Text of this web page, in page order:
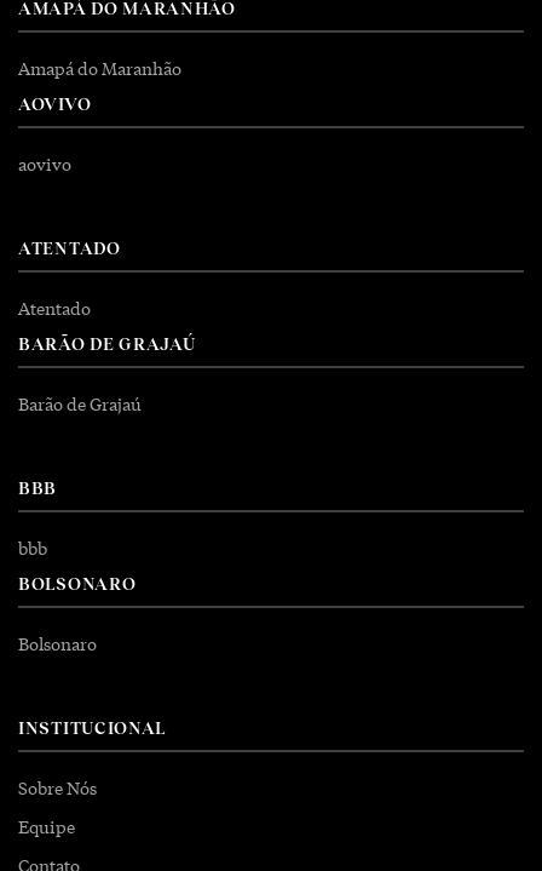
AMAPÁ DO MARANHÃO
Amapá do Maranhão
AOVIVO
aovivo
ATENTADO
Atentado
BARÃO DE GRAJAÚ
Barão de Grajaú
BBB
bbb
BOLSONARO
Bolsonaro
INSTITUCIONAL
Sobre Nós
Equipe
Contato